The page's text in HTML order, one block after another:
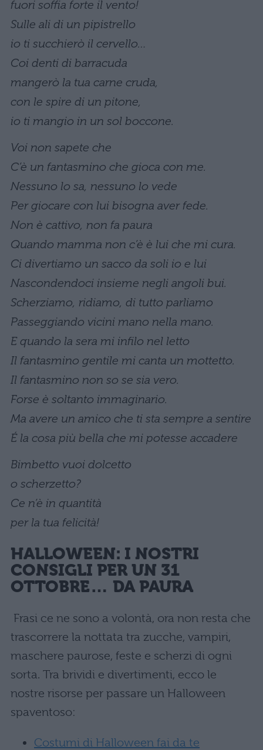
fuori soffia forte il vento!
Sulle ali di un pipistrello
io ti succhierò il cervello…
Coi denti di barracuda
mangerò la tua carne cruda,
con le spire di un pitone,
io ti mangio in un sol boccone.
Voi non sapete che
C’è un fantasmino che gioca con me.
Nessuno lo sa, nessuno lo vede
Per giocare con lui bisogna aver fede.
Non è cattivo, non fa paura
Quando mamma non c’è è lui che mi cura.
Ci divertiamo un sacco da soli io e lui
Nascondendoci insieme negli angoli bui.
Scherziamo, ridiamo, di tutto parliamo
Passeggiando vicini mano nella mano.
E quando la sera mi infilo nel letto
Il fantasmino gentile mi canta un mottetto.
Il fantasmino non so se sia vero.
Forse è soltanto immaginario.
Ma avere un amico che ti sta sempre a sentire
É la cosa più bella che mi potesse accadere
Bimbetto vuoi dolcetto
o scherzetto?
Ce n’è in quantità
per la tua felicità!
HALLOWEEN: I NOSTRI
CONSIGLI PER UN 31
OTTOBRE… DA PAURA
Frasi ce ne sono a volontà, ora non resta che
trascorrere la nottata tra zucche, vampiri,
maschere paurose, feste e scherzi di ogni
sorta. Tra brividi e divertimenti, ecco le
nostre risorse per passare un Halloween
spaventoso:
Costumi di Halloween fai da te